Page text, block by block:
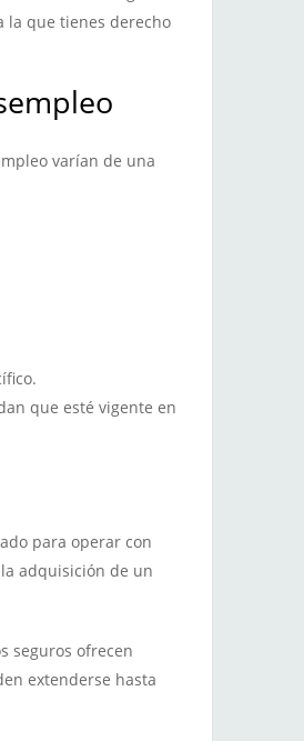
la que tienes derecho
varían de una
que esté vigente en
para operar con
adquisición de un
seguros ofrecen
extenderse hasta